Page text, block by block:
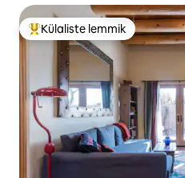
Külaliste suur lemmik
Külaliste lemmik